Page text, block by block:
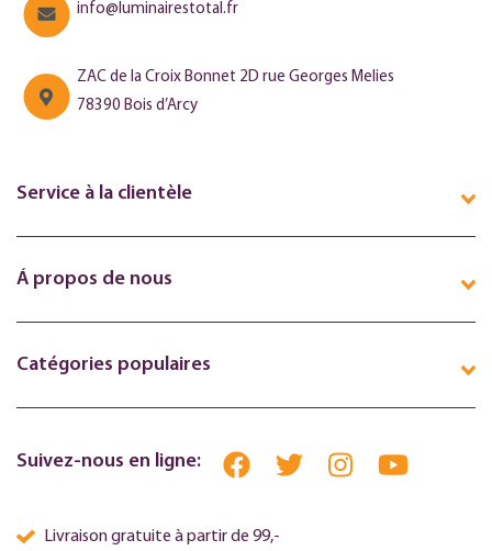
info@luminairestotal.fr
ZAC de la Croix Bonnet 2D rue Georges Melies
78390 Bois d’Arcy
Service à la clientèle
Á propos de nous
Catégories populaires
Suivez-nous en ligne:
Livraison gratuite à partir de 99,-